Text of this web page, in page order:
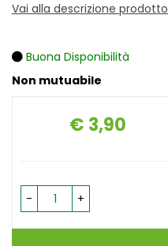
Vai alla descrizione prodotto
Buona Disponibilità
Non mutuabile
€ 3,90
- +